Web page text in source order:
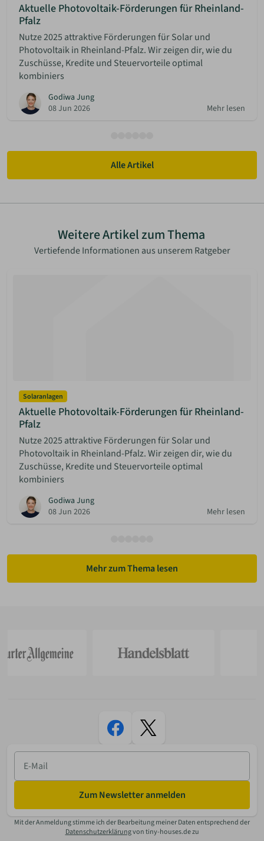
Aktuelle Photovoltaik-Förderungen für Rheinland-
Pfalz
Nutze 2025 attraktive Förderungen für Solar und
Photovoltaik in Rheinland-Pfalz. Wir zeigen dir, wie du
Zuschüsse, Kredite und Steuervorteile optimal
kombiniers
Godiwa Jung
08 Jun 2026
Mehr lesen
Alle Artikel
Weitere Artikel zum Thema
Vertiefende Informationen aus unserem Ratgeber
Solaranlagen
Aktuelle Photovoltaik-Förderungen für Rheinland-
Pfalz
Nutze 2025 attraktive Förderungen für Solar und
Photovoltaik in Rheinland-Pfalz. Wir zeigen dir, wie du
Zuschüsse, Kredite und Steuervorteile optimal
kombiniers
Godiwa Jung
08 Jun 2026
Mehr lesen
Mehr zum Thema lesen
E-
Mail
Zum Newsletter anmelden
Mit der Anmeldung stimme ich der Bearbeitung meiner Daten entsprechend der
Datenschutzerklärungvon tiny-houses.de zu